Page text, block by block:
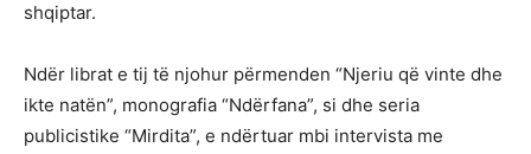
shqiptar.
Ndër librat e tij të njohur përmenden “Njeriu që vinte dhe
ikte natën”, monografia “Ndërfana”, si dhe seria
publicistike “Mirdita”, e ndërtuar mbi intervista me